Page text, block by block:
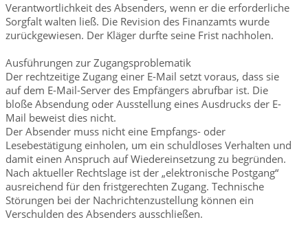
Verantwortlichkeit des Absenders, wenn er die erforderliche
Sorgfalt walten ließ. Die Revision des Finanzamts wurde
zurückgewiesen. Der Kläger durfte seine Frist nachholen.
Ausführungen zur Zugangsproblematik
Der rechtzeitige Zugang einer E-Mail setzt voraus, dass sie
auf dem E-Mail-Server des Empfängers abrufbar ist. Die
bloße Absendung oder Ausstellung eines Ausdrucks der E-
Mail beweist dies nicht.
Der Absender muss nicht eine Empfangs- oder
Lesebestätigung einholen, um ein schuldloses Verhalten und
damit einen Anspruch auf Wiedereinsetzung zu begründen.
Nach aktueller Rechtslage ist der „elektronische Postgang“
ausreichend für den fristgerechten Zugang. Technische
Störungen bei der Nachrichtenzustellung können ein
Verschulden des Absenders ausschließen.